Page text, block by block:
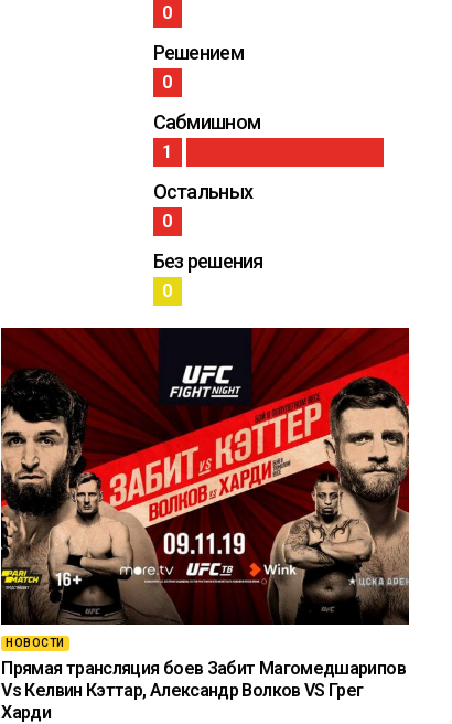
0
Решением
0
Сабмишном
1
Остальных
0
Без решения
0
НОВОСТИ
Прямая трансляция боев Забит Магомедшарипов
Vs Келвин Кэттар, Александр Волков VS Грег
Харди